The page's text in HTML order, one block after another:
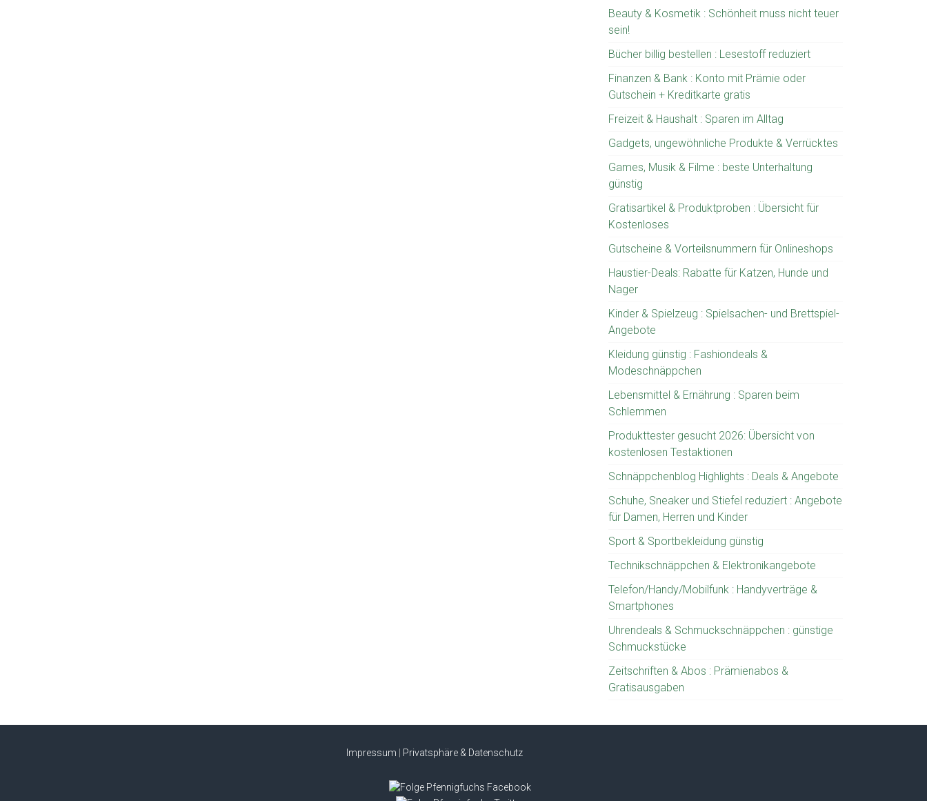
Beauty & Kosmetik : Schönheit muss nicht teuer
sein!
Bücher billig bestellen : Lesestoff reduziert
Finanzen & Bank : Konto mit Prämie oder
Gutschein + Kreditkarte gratis
Freizeit & Haushalt : Sparen im Alltag
Gadgets, ungewöhnliche Produkte & Verrücktes
Games, Musik & Filme : beste Unterhaltung
günstig
Gratisartikel & Produktproben : Übersicht für
Kostenloses
Gutscheine & Vorteilsnummern für Onlineshops
Haustier-Deals: Rabatte für Katzen, Hunde und
Nager
Kinder & Spielzeug : Spielsachen- und Brettspiel-
Angebote
Kleidung günstig : Fashiondeals &
Modeschnäppchen
Lebensmittel & Ernährung : Sparen beim
Schlemmen
Produkttester gesucht 2026: Übersicht von
kostenlosen Testaktionen
Schnäppchenblog Highlights : Deals & Angebote
Schuhe, Sneaker und Stiefel reduziert : Angebote
für Damen, Herren und Kinder
Sport & Sportbekleidung günstig
Technikschnäppchen & Elektronikangebote
Telefon/Handy/Mobilfunk : Handyverträge &
Smartphones
Uhrendeals & Schmuckschnäppchen : günstige
Schmuckstücke
Zeitschriften & Abos : Prämienabos &
Gratisausgaben
Impressum Privatsphäre & Datenschutz